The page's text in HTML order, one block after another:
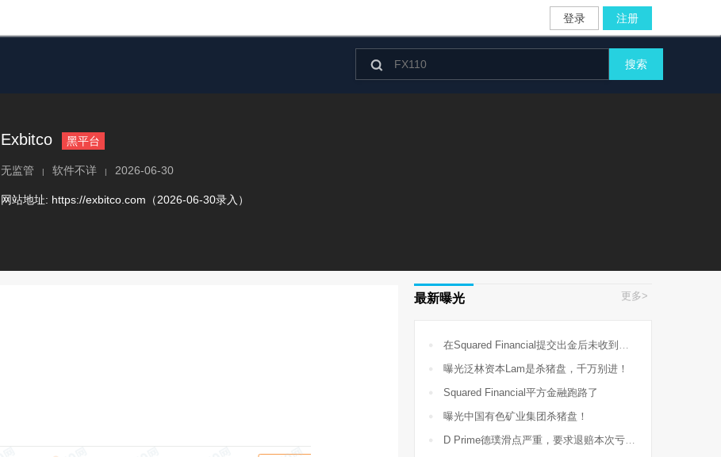
登录 注册
 搜索
Exbitco 黑平台
无监管 | 软件不详 | 2026-06-30
网站地址: https://exbitco.com（2026-06-30录入）
最新曝光 更多>
在Squared Financial提交出金后未收到提款，账户也无法登录
曝光泛林资本Lam是杀猪盘，千万别进！
Squared Financial平方金融跑路了
曝光中国有色矿业集团杀猪盘！
D Prime德璞滑点严重，要求退赔本次亏损710USD